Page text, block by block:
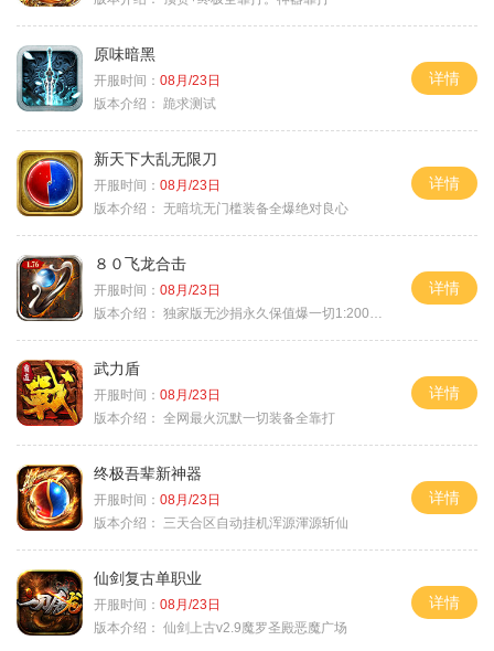
原味暗黑
开服时间： 08月/23日
版本介绍： 跪求测试
详情
新天下大乱无限刀
开服时间： 08月/23日
版本介绍： 无暗坑无门槛装备全爆绝对良心
详情
８０飞龙合击
开服时间： 08月/23日
版本介绍： 独家版无沙捐永久保值爆一切1:2000回1
详情
武力盾
开服时间： 08月/23日
版本介绍： 全网最火沉默一切装备全靠打
详情
终极吾辈新神器
开服时间： 08月/23日
版本介绍：
三天合区自动挂机浑源渾源斩仙
详情
仙剑复古单职业
开服时间： 08月/23日
版本介绍： 仙剑上古v2.9魔罗圣殿恶魔广场
详情